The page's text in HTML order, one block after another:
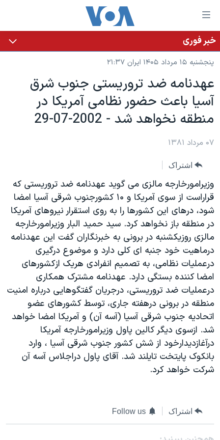
لینکهای
قابل
دسترسی
جهش
محتوای
اصلی
جهش
به
صفحه
جهش
جستجو
خانه
نسخه سبک وب‌سایت
موضوع ها
ایران
آمریکا
جهان
ویژه برنامه‌ها
ویدیوها
فرهنگ و زندگی
حقوق شهروندی
اقتصادی
علم و فناوری
اسرائیل در جنگ
گالری عکس
آرشیو پخش زنده
برنامه های تلویزیونی
جدول برنامه ها
صفحه‌های ویژه
۲۵۰سالگی آمریکا
بایگانی برنامه‌های تلویزیونی
انتخابات ریاست جمهوری آمریکا ۲۰۲۴
حمله جمهوری اسلامی به اسرائیل
ورزش زنان در ایران
اعتراضات زن، زندگی، آزادی
مجموعه مستندهای دادخواهی
تریبونال مردمی آبان ۹۸
دادگاه حمید نوری
قانون شفافیت دارائی کادر رهبری ایران
اعتراضات مردمی آبان ۹۸
فرکانس‌های صدای آمریکا
یادگیری زبان انگلیسی
دنبال کنید
زبانهای مختلف
خبر فوری
پنجشنبه ۱۵ مرداد ۱۴۰۵ ایران ۲۱:۳۷
عهدنامه ضد تروريستی جنوب شرق
آسيا باعث حضور نظامی آمريکا در
منطقه نخواهد شد - 2002-07-29
۰۷ مرداد ۱۳۸۱
اشتراک
وزيرامورخارجه مالزی می گويد عهدنامه ضد تروريستی که
قراراست از سوی آمريکا و ۱۰ کشورجنوب شرقی آسيا امضا
شود، درهای اين کشورها را به روی استقرار نيروهای آمريکا
در منطقه باز نخواهد کرد. سيد حميد البار وزيرامورخارجه
مالزی روزيکشنبه در برونی به خبرنگاران گفت اين عهدنامه
درماهيت خود جنبه ای کلی دارد و موضوع درگيری
درعمليات نظامی، به تصميم انفرادی هريک ازکشورهای
امضا کننده بستگی دارد. عهدنامه مشترک همکاری
درعمليات ضد تروريستی، درجريان گفتگوهايی درباره امنيت
منطقه در برونی درهفته جاری، توسط کشورهای عضو
اتحاديه جنوب شرقی آسيا (آسه آن) و آمريکا امضا خواهد
شد. ازسوی ديگر کالین پاول وزيرامورخارجه آمريکا
درآغازديدارخود از شش کشور جنوب شرقی آسيا ، وارد
بانکوک پايتخت تايلند شد. آقای پاول دراجلاس آسه آن
شرکت خواهد کرد.
اشتراک Follow us